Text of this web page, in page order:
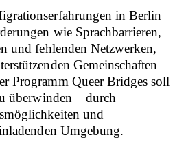
in Berlin
wie Sprachbarrieren,
und fehlenden Netzwerken,
Gemeinschaften
Programm Queer Bridges soll
überwinden – durch
und
Umgebung.